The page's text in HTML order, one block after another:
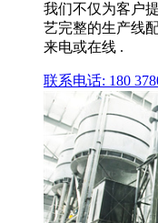
我们不仅为客户
艺完整的生产线
来电或在线 .
联系电话: 180